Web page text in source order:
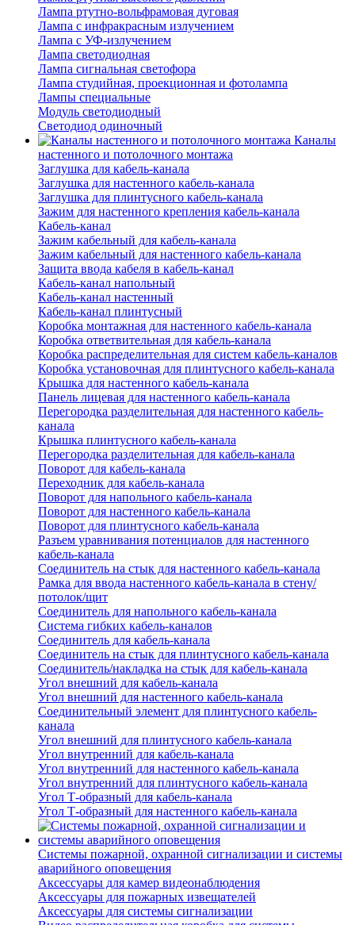
Лампа ртутно-вольфрамовая дуговая
Лампа с инфракрасным излучением
Лампа с УФ-излучением
Лампа светодиодная
Лампа сигнальная светофора
Лампа студийная, проекционная и фотолампа
Лампы специальные
Модуль светодиодный
Светодиод одиночный
Каналы
настенного и потолочного монтажа
Заглушка для кабель-канала
Заглушка для настенного кабель-канала
Заглушка для плинтусного кабель-канала
Зажим для настенного крепления кабель-канала
Кабель-канал
Зажим кабельный для кабель-канала
Зажим кабельный для настенного кабель-канала
Защита ввода кабеля в кабель-канал
Кабель-канал напольный
Кабель-канал настенный
Кабель-канал плинтусный
Коробка монтажная для настенного кабель-канала
Коробка ответвительная для кабель-канала
Коробка распределительная для систем кабель-каналов
Коробка установочная для плинтусного кабель-канала
Крышка для настенного кабель-канала
Панель лицевая для настенного кабель-канала
Перегородка разделительная для настенного кабель-
канала
Крышка плинтусного кабель-канала
Перегородка разделительная для кабель-канала
Поворот для кабель-канала
Переходник для кабель-канала
Поворот для напольного кабель-канала
Поворот для настенного кабель-канала
Поворот для плинтусного кабель-канала
Разъем уравнивания потенциалов для настенного
кабель-канала
Соединитель на стык для настенного кабель-канала
Рамка для ввода настенного кабель-канала в стену/
потолок/щит
Соединитель для напольного кабель-канала
Система гибких кабель-каналов
Соединитель для кабель-канала
Соединитель на стык для плинтусного кабель-канала
Соединитель/накладка на стык для кабель-канала
Угол внешний для кабель-канала
Угол внешний для настенного кабель-канала
Соединительный элемент для плинтусного кабель-
канала
Угол внешний для плинтусного кабель-канала
Угол внутренний для кабель-канала
Угол внутренний для настенного кабель-канала
Угол внутренний для плинтусного кабель-канала
Угол Т-образный для кабель-канала
Угол Т-образный для настенного кабель-канала
Системы пожарной, охранной сигнализации и системы
аварийного оповещения
Аксессуары для камер видеонаблюдения
Аксессуары для пожарных извещателей
Аксессуары для системы сигнализации